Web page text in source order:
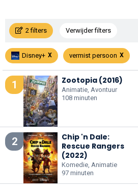
2 filters Verwijder filters
Disney+ vermist persoon
1 Zootopia (2016)
Animatie, Avontuur
108 minuten
2
Chip 'n Dale:
Rescue Rangers
(2022)
Komedie, Animatie
97 minuten